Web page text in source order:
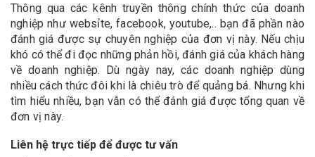
Thông qua các kênh truyền thông chính thức của doanh
nghiệp như websỉte, facebook, youtube,.. bạn đã phần nào
đánh giá được sự chuyên nghiệp của đơn vị này. Nếu chịu
khó có thể đi đọc những phản hồi, đánh giá của khách hàng
về doanh nghiệp. Dù ngày nay, các doanh nghiệp dùng
nhiều cách thức đôi khi là chiêu trò để quảng bá. Nhưng khi
tìm hiểu nhiều, bạn vẫn có thể đánh giá được tổng quan về
đơn vị này.
Liên hệ trực tiếp để được tư vấn